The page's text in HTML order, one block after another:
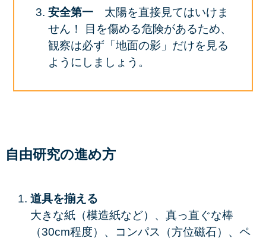
安全第一 太陽を直接見てはいけま
せん！ 目を傷める危険があるため、
観察は必ず「地面の影」だけを見る
ようにしましょう。
自由研究の進め方
道具を揃える
大きな紙（模造紙など）、真っ直ぐな棒
（30cm程度）、コンパス（方位磁石）、ペ